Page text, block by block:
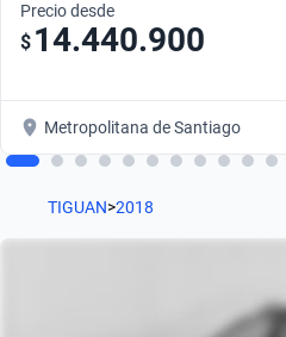
Precio desde
$ 14.440.900
Metropolitana de Santiago
TIGUAN>2018